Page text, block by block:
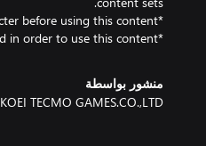
*You must have the latest update installed in order to use this content.
منشور بواسطة
KOEI TECMO GAMES.CO.,LTD